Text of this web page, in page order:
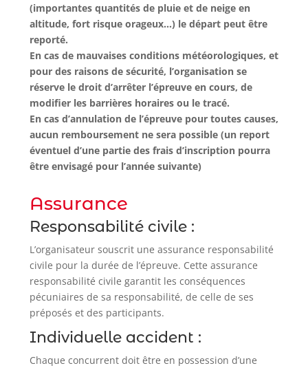
(importantes quantités de pluie et de neige en
altitude, fort risque orageux…) le départ peut être
reporté.
En cas de mauvaises conditions météorologiques, et
pour des raisons de sécurité, l’organisation se
réserve le droit d’arrêter l’épreuve en cours, de
modifier les barrières horaires ou le tracé.
En cas d’annulation de l’épreuve pour toutes causes,
aucun remboursement ne sera possible (un report
éventuel d’une partie des frais d’inscription pourra
être envisagé pour l’année suivante)
Assurance
Responsabilité civile :
L’organisateur souscrit une assurance responsabilité
civile pour la durée de l’épreuve. Cette assurance
responsabilité civile garantit les conséquences
pécuniaires de sa responsabilité, de celle de ses
préposés et des participants.
Individuelle accident :
Chaque concurrent doit être en possession d’une